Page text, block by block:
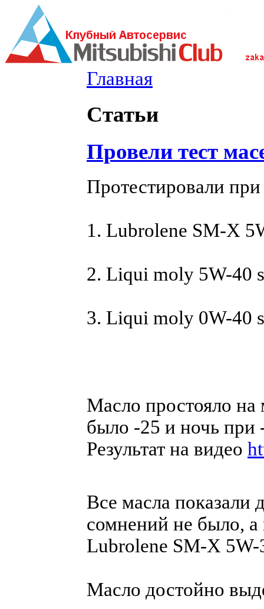
Главная
Статьи
Провели тест
Протестировали
1. Lubrolene SM-X
2. Liqui moly 5W-40
3. Liqui moly 0W-40
Масло простояло на
было -25 и ночь при
Результат на видео
Все масла показали
сомнений не было, а
Lubrolene SM-X 5W-
Масло достойно